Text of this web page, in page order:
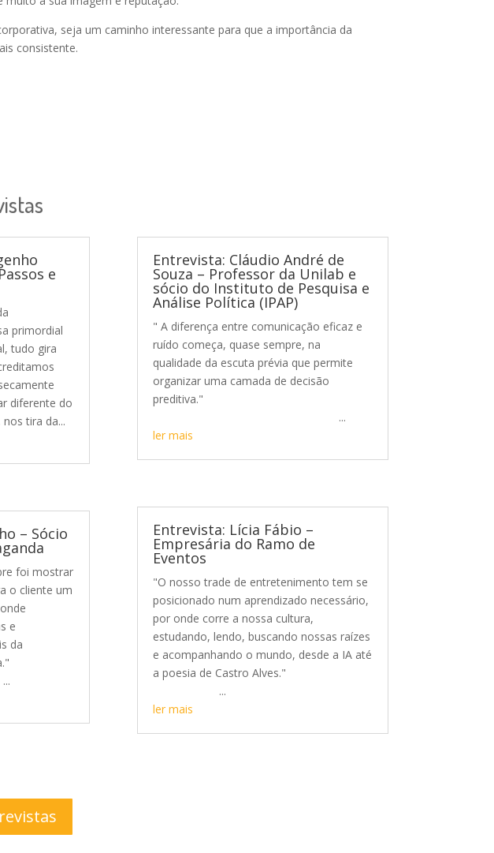
seja um caminho interessante para que a importância da
consistente.
e
primordial
tudo gira
diferente do
tira da...
– Sócio
foi mostrar
o cliente um
e
da
Entrevista: Cláudio André de
Souza – Professor da Unilab e
sócio do Instituto de Pesquisa e
Análise Política (IPAP)
" A diferença entre comunicação eficaz e
ruído começa, quase sempre, na
qualidade da escuta prévia que permite
organizar uma camada de decisão
preditiva."
...
ler mais
Entrevista: Lícia Fábio –
Empresária do Ramo de
Eventos
"O nosso trade de entretenimento tem se
posicionado num aprendizado necessário,
por onde corre a nossa cultura,
estudando, lendo, buscando nossas raízes
e acompanhando o mundo, desde a IA até
a poesia de Castro Alves."
...
ler mais